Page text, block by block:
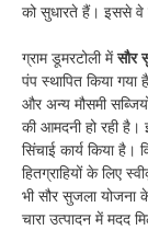
को सुधारते हैं। इससे
ग्राम डूमरटोली मेंसौर
पंप स्थापित किया
और अन्य मौसमी
की आमदनी हो रही
सिंचाई कार्य किया
हितग्राहियों के लिए
भी सौर सुजला
चारा उत्पादन में मदद